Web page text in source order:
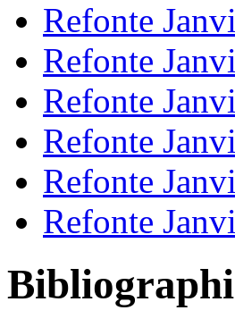
Refonte
Refonte
Refonte
Refonte
Refonte
Refonte